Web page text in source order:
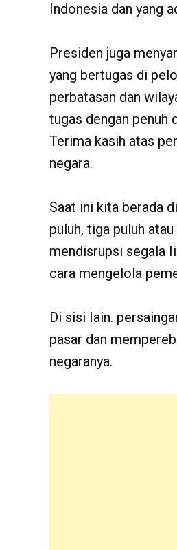
Indonesia dan yang
Presiden juga
yang bertugas di
perbatasan dan
tugas dengan penuh
Terima kasih atas
negara.
Saat ini kita berada
puluh, tiga puluh
mendisrupsi segala
cara mengelola
Di sisi Iain.
pasar dan
negaranya.